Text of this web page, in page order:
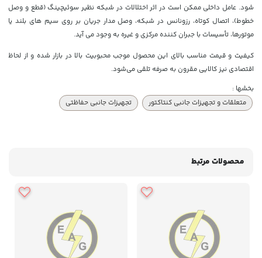
شود. عامل داخلی ممکن است در اثر اختلالات در شبکه نظیر سوئیچینگ (قطع و وصل
خطوط)، اتصال کوتاه، رزونانس در شبکه، وصل مدار جریان بر روی سیم های بلند یا
موتورها، تأسیسات با جبران کننده مرکزی و غیره به وجود می آید.
کیفیت و قیمت مناسب بالای این محصول موجب محبوبیت بالا در بازار شده و از لحاظ
اقتصادی نیز کالایی مقرون به صرفه تلقی می‌شود.
بخشها :
متعلقات و تجهیزات جانبی کنتاکتور
تجهیزات جانبی حفاظتی
محصولات مرتبط